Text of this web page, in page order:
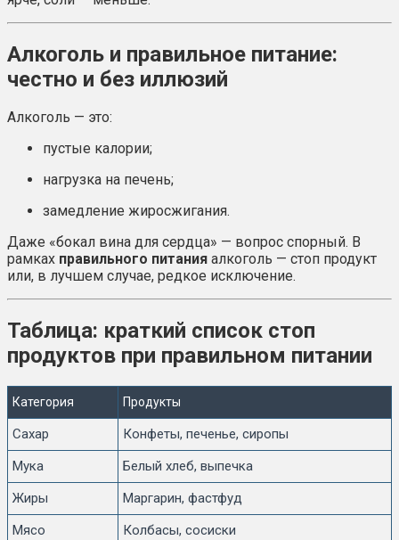
Алкоголь и правильное питание:
честно и без иллюзий
Алкоголь — это:
пустые калории;
нагрузка на печень;
замедление жиросжигания.
Даже «бокал вина для сердца» — вопрос спорный. В
рамках правильного питания алкоголь — стоп продукт
или, в лучшем случае, редкое исключение.
Таблица: краткий список стоп
продуктов при правильном питании
Категория Продукты
Сахар
Конфеты, печенье, сиропы
Мука
Белый хлеб, выпечка
Жиры
Маргарин, фастфуд
Мясо
Колбасы, сосиски